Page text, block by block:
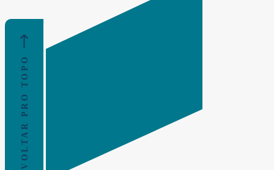
VOLTAR PRO TOPO